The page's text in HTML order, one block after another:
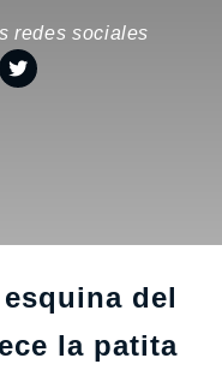
redes sociales
del
la patita